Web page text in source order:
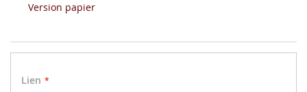
Version papier
Lien